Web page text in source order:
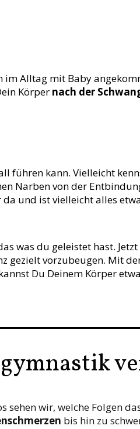
Alltag mit Baby
Körper nach der
kann. Vielleicht
Narben von der
und ist vielleicht alles
was du geleistet hast.
gezielt vorzubeugen. Mit
Du Deinem Körper
wir, welche Folgen
bis hin zu